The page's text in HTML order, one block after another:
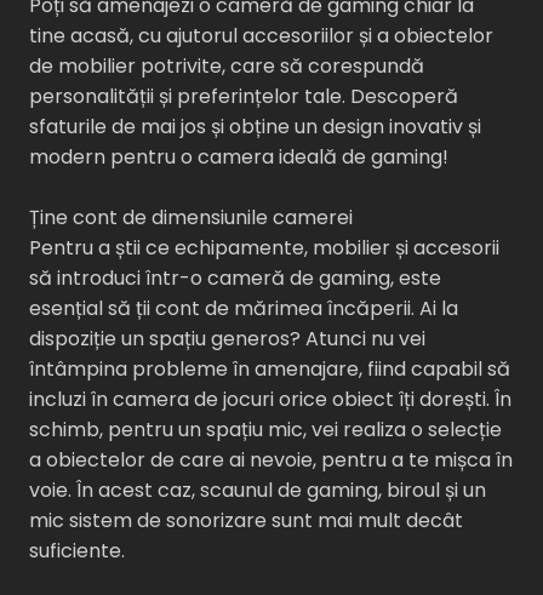
tine acasă, cu ajutorul accesoriilor și a obiectelor
de mobilier potrivite, care să corespundă
personalității și preferințelor tale. Descoperă
sfaturile de mai jos și obține un design inovativ și
modern pentru o camera ideală de gaming!
Ține cont de dimensiunile camerei
Pentru a știi ce echipamente, mobilier și accesorii
să introduci într-o cameră de gaming, este
esențial să ții cont de mărimea încăperii. Ai la
dispoziție un spațiu generos? Atunci nu vei
întâmpina probleme în amenajare, fiind capabil să
incluzi în camera de jocuri orice obiect îți dorești. În
schimb, pentru un spațiu mic, vei realiza o selecție
a obiectelor de care ai nevoie, pentru a te mișca în
voie. În acest caz, scaunul de gaming, biroul și un
mic sistem de sonorizare sunt mai mult decât
suficiente.